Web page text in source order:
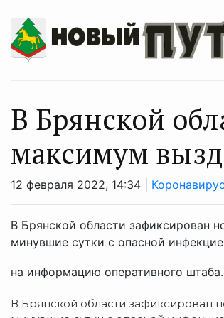
В Брянской
максимум
12 февраля 2022, 14:34 | Коронавирус
В Брянской области зафиксирован
минувшие сутки с опасной
на информацию оперативного
В Брянской области зафиксирован